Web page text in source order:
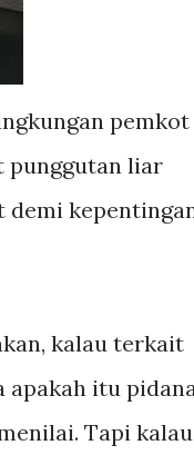
pemkot
punggutan liar
demi
kalau terkait
apakah itu
Tapi kalau